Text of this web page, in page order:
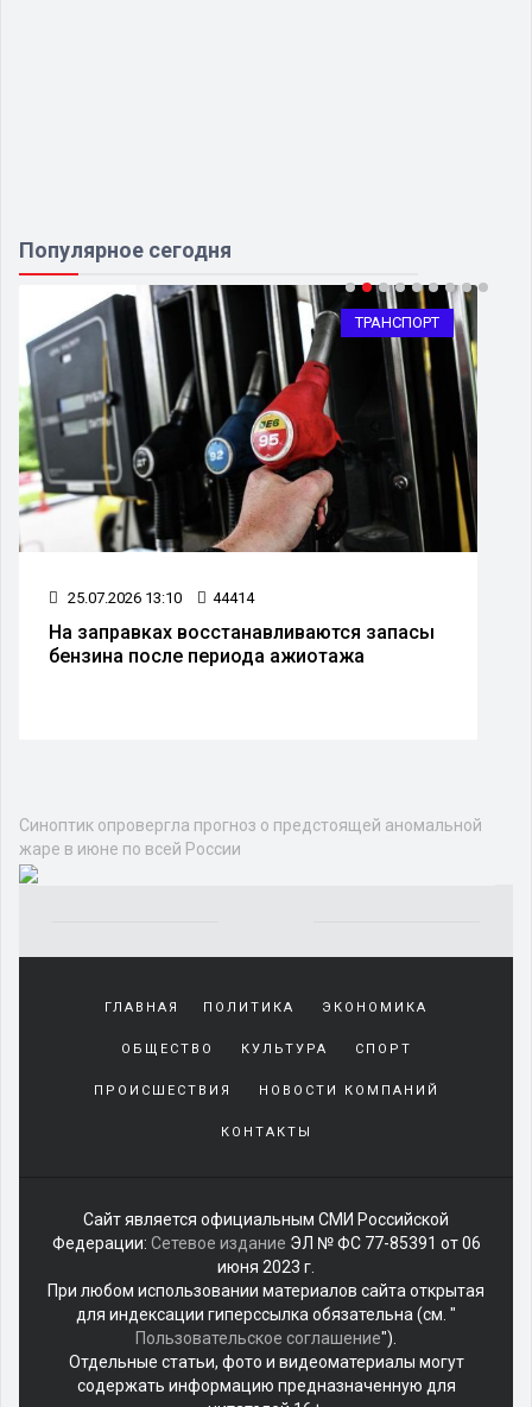
Популярное сегодня
ТРАНСПОРТ
25.07.2026 13:10 44414
На заправках восстанавливаются запасы
бензина после периода ажиотажа
Синоптик опровергла прогноз о предстоящей аномальной
жаре в июне по всей России
sürekli
beraber
geçirerek
harcadığı
yakın
olan
arkadaşına
misafir
olarak
kalmaya
gelen
genç
ГЛАВНАЯ ПОЛИТИКА ЭКОНОМИКА
ОБЩЕСТВО КУЛЬТУРА СПОРТ
ПРОИСШЕСТВИЯ НОВОСТИ КОМПАНИЙ
КОНТАКТЫ
Сайт является официальным СМИ Российской
Федерации: Сетевое издание ЭЛ № ФС 77-85391 от 06
июня 2023 г.
При любом использовании материалов сайта открытая
для индексации гиперссылка обязательна (см. "
Пользовательское соглашение").
Отдельные статьи, фото и видеоматериалы могут
содержать информацию предназначенную для